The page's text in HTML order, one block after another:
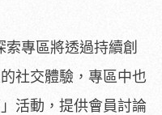
專區將透過持續創
社交體驗，專區中也
活動，提供會員討論